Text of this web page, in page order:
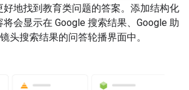
好地找到教育类问题的答案。添加结构化
会显示在 Google 搜索结果、Google 助
头搜索结果的问答轮播界面中。